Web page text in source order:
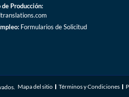
Producción:
Formularios de Solicitud
Mapa del sitio Términos y Condiciones